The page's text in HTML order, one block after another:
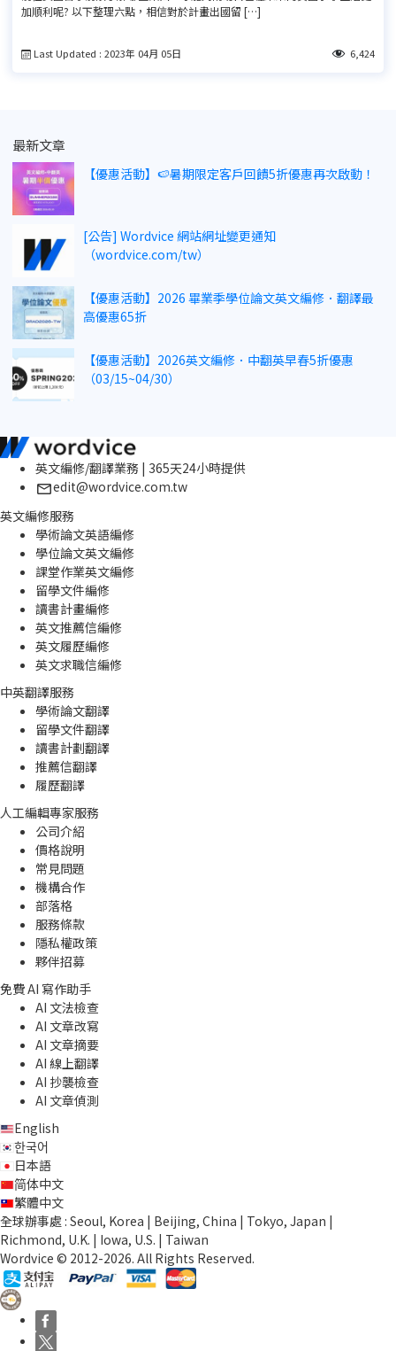
加順利呢? 以下整理六點，相信對於計畫出國留 […]
Last Updated : 2023年 04月 05日 6,424
最新文章
【優惠活動】🍉暑期限定客戶回饋5折優惠再次啟動！
[公告] Wordvice 網站網址變更通知
（wordvice.com/tw）
【優惠活動】2026 畢業季學位論文英文編修．翻譯最
高優惠65折
【優惠活動】2026英文編修．中翻英早春5折優惠
（03/15~04/30）
英文編修/翻譯業務 | 365天24小時提供
edit@wordvice.com.tw
英文編修服務
學術論文英語編修
學位論文英文編修
課堂作業英文編修
留學文件編修
讀書計畫編修
英文推薦信編修
英文履歷編修
英文求職信編修
中英翻譯服務
學術論文翻譯
留學文件翻譯
讀書計劃翻譯
推薦信翻譯
履歷翻譯
人工編輯專家服務
公司介紹
價格說明
常見問題
機構合作
部落格
服務條款
隱私權政策
夥伴招募
免費 AI 寫作助手
AI 文法檢查
AI 文章改寫
AI 文章摘要
AI 線上翻譯
AI 抄襲檢查
AI 文章偵測
English
한국어
日本語
简体中文
繁體中文
全球辦事處 : Seoul, Korea | Beijing, China | Tokyo, Japan |
Richmond, U.K. | Iowa, U.S. | Taiwan
Wordvice © 2012-2026. All Rights Reserved.